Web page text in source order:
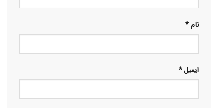
نام*
ایمیل*